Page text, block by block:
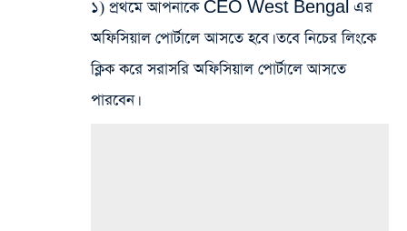
১) প্রথমে আপনাকে CEO West Bengal এর
অফিসিয়াল পোর্টালে আসতে হবে। তবে নিচের লিংকে
ক্লিক করে সরাসরি অফিসিয়াল পোর্টালে আসতে
পারবেন।